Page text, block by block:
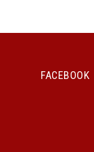
FACEBOOK